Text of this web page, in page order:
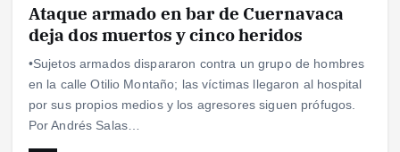
Ataque armado en bar de Cuernavaca
deja dos muertos y cinco heridos
•Sujetos armados dispararon contra un grupo de hombres
en la calle Otilio Montaño; las víctimas llegaron al hospital
por sus propios medios y los agresores siguen prófugos.
Por Andrés Salas…